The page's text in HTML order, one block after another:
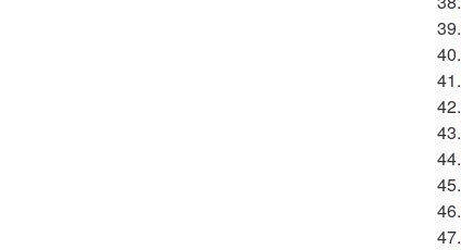
39.
40.
41.
42.
43.
44.
45.
46.
47.